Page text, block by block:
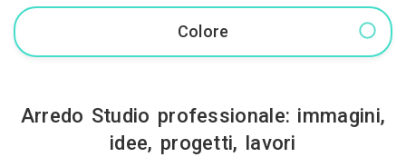
Arredo Studio professionale: immagini,
idee, progetti, lavori